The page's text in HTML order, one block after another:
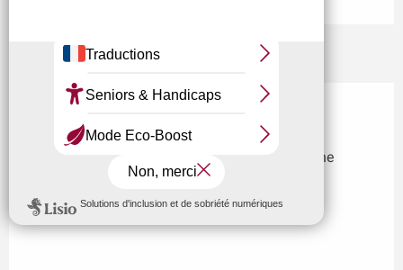
Localisation
Wine Liaisons
4 Rue des Prés, 89290 Champs-sur-Yonne
M'y rendre